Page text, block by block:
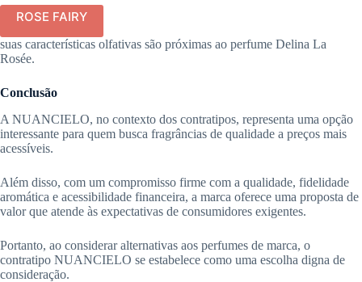
ROSE FAIRY
suas características olfativas são próximas ao perfume Delina La
Rosée.
Conclusão
A NUANCIELO, no contexto dos contratipos, representa uma opção
interessante para quem busca fragrâncias de qualidade a preços mais
acessíveis.
Além disso, com um compromisso firme com a qualidade, fidelidade
aromática e acessibilidade financeira, a marca oferece uma proposta de
valor que atende às expectativas de consumidores exigentes.
Portanto, ao considerar alternativas aos perfumes de marca, o
contratipo NUANCIELO se estabelece como uma escolha digna de
consideração.